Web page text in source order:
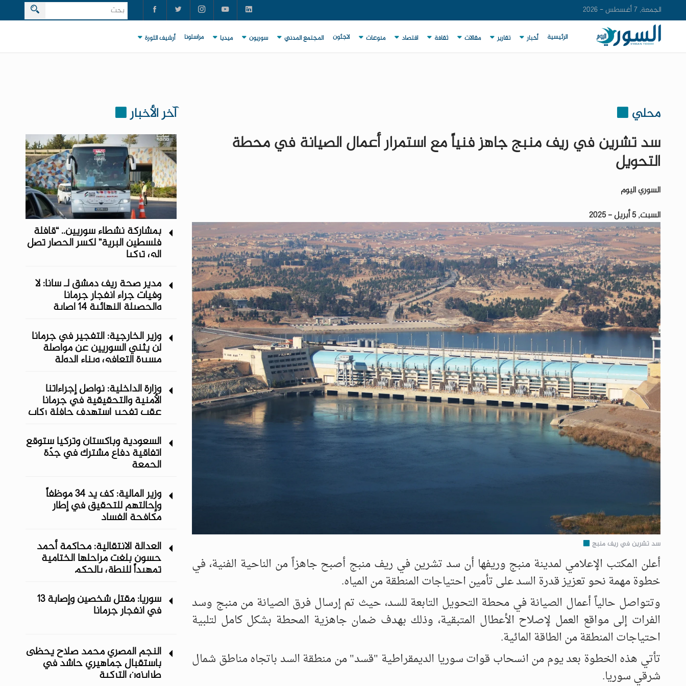
الجمعة, 7 أغسطس - 2026
الرئيسية أخبار تقارير مقالات ثقافة اقتصاد منوعات لاجئون المجتمع المدني سوريون ميديا مراسلونا أرشيف الثورة
محلي
سد تشرين في ريف منبج جاهز فنياً مع استمرار أعمال الصيانة في محطة
التحويل
السوري اليوم
السبت, 5 أبريل - 2025
سد تشرين في ريف منبج
أعلن المكتب الإعلامي لمدينة منبج وريفها أن سد تشرين في ريف منبج أصبح جاهزاً من الناحية الفنية، في
خطوة مهمة نحو تعزيز قدرة السد على تأمين احتياجات المنطقة من المياه.
وتتواصل حالياً أعمال الصيانة في محطة التحويل التابعة للسد، حيث تم إرسال فرق الصيانة من منبج وسد
الفرات إلى مواقع العمل لإصلاح الأعطال المتبقية، وذلك بهدف ضمان جاهزية المحطة بشكل كامل لتلبية
احتياجات المنطقة من الطاقة المائية.
تأتي هذه الخطوة بعد يوم من انسحاب قوات سوريا الديمقراطية "قسد" من منطقة السد باتجاه مناطق شمال
شرقي سوريا.
آخر الأخبار
بمشاركة نشطاء سوريين.. “قافلة
فلسطين البرية” لكسر الحصار تصل
إلى تركيا
مدير صحة ريف دمشق لـ سانا: لا
وفيات جراء انفجار جرمانا
والحصيلة النهائية 14 إصابة
وزير الخارجية: التفجير في جرمانا
لن يثني السوريين عن مواصلة
مسيرة التعافي وبناء الدولة
وزارة الداخلية: نواصل إجراءاتنا
الأمنية والتحقيقية في جرمانا
عقب تفجير استهدف حافلة ركاب
السعودية وباكستان وتركيا ستوقع
اتفاقية دفاع مشترك في جدّة
الجمعة
وزير المالية: كف يد 34 موظفاً
وإحالتهم للتحقيق في إطار
مكافحة الفساد
العدالة الانتقالية: محاكمة أحمد
حسون بلغت مراحلها الختامية
تمهيداً للنطق بالحكم
سوريا: مقتل شخصين وإصابة 13
في انفجار جرمانا
النجم المصري محمد صلاح يحظى
باستقبال جماهيري حاشد في
طرابزون التركية